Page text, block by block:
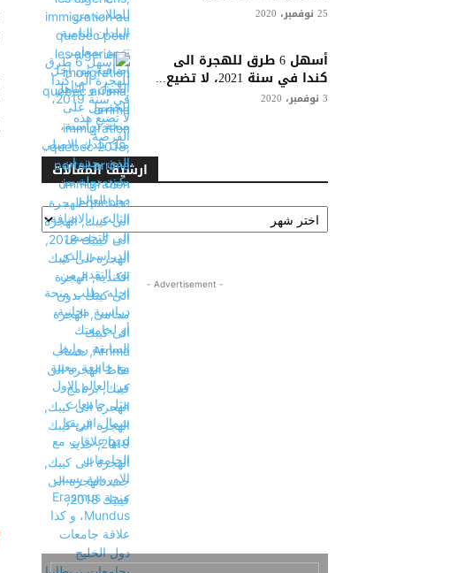
25 نوفمبر، 2020
أسهل 6 طرق للهجرة الى
كندا في سنة 2021، لا تضيع...
3 نوفمبر، 2020
ارشيف المقالات
ارشيف
المقالات
- Advertisement -